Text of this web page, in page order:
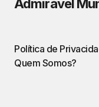
Admirável
Política de
Quem Somos?